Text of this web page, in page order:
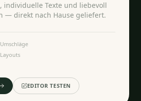
individuelle Texte und liebevoll
— direkt nach Hause geliefert.
EDITOR TESTEN